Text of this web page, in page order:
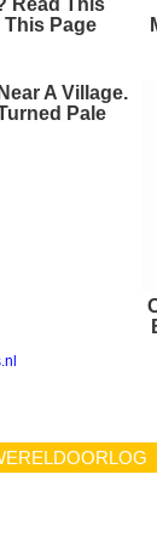
This Page
A Village.
Pale